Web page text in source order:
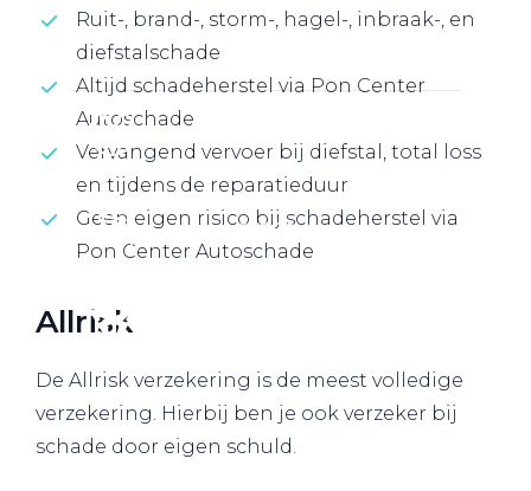
Werkplaatsafspraak
Ruit-, brand-, storm-, hagel-, inbraak-, en
diefstalschade
Altijd schadeherstel via Pon Center
Autoschade
Vervangend vervoer bij diefstal, total loss
en tijdens de reparatieduur
Geen eigen risico bij schadeherstel via
Pon Center Autoschade
Allrisk
De Allrisk verzekering is de meest volledige
verzekering. Hierbij ben je ook verzeker bij
schade door eigen schuld.